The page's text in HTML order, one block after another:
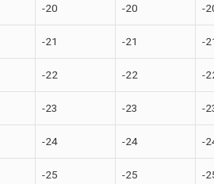
-20 -20 -
-21 -21 -
-22 -22 -
-23 -23 -
-24 -24 -
-25 -25 -